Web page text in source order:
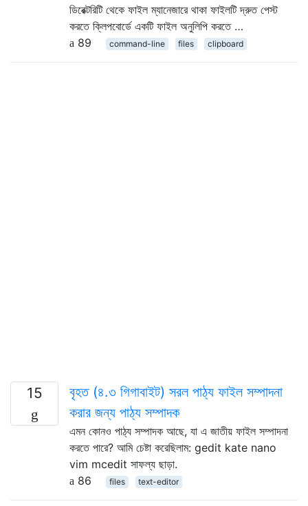
ডিরেক্টরিটি থেকে ফাইল ম্যানেজারে থাকা ফাইলটি দ্রুত পেস্ট
করতে ক্লিপবোর্ডে একটি ফাইল অনুলিপি করতে …
89
command-line files clipboard
15
বৃহত (৪.৩ গিগাবাইট) সরল পাঠ্য ফাইল সম্পাদনা
করার জন্য পাঠ্য সম্পাদক
এমন কোনও পাঠ্য সম্পাদক আছে, যা এ জাতীয় ফাইল সম্পাদনা
করতে পারে? আমি চেষ্টা করেছিলাম: gedit kate nano
vim mcedit সাফল্য ছাড়া.
86
files text-editor